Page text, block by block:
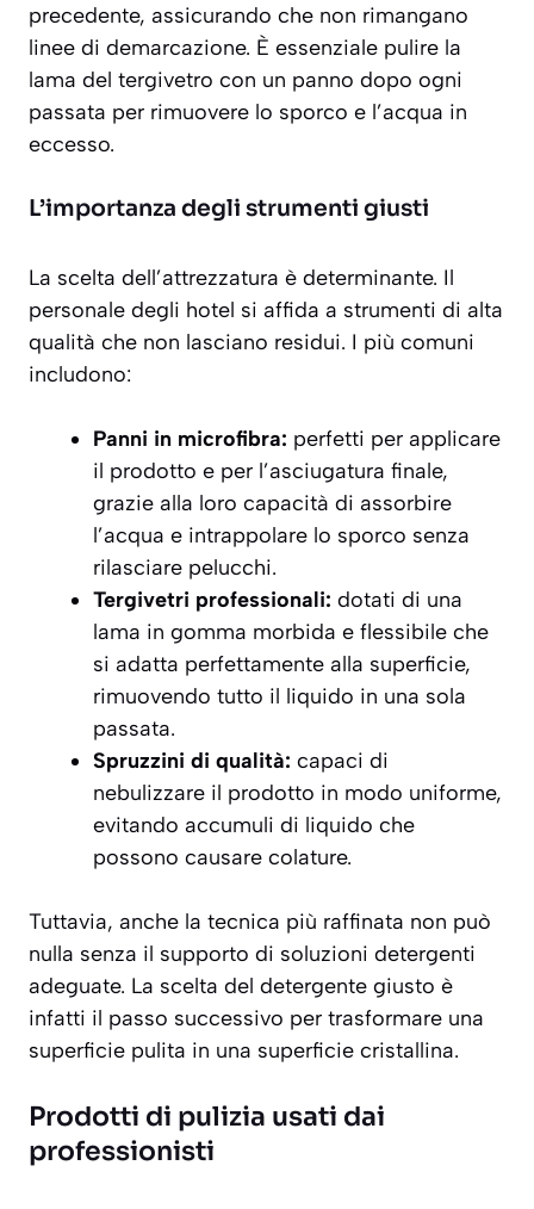
precedente, assicurando che non rimangano
linee di demarcazione. È essenziale pulire la
lama del tergivetro con un panno dopo ogni
passata per rimuovere lo sporco e l’acqua in
eccesso.
L’importanza degli strumenti giusti
La scelta dell’attrezzatura è determinante. Il
personale degli hotel si affida a strumenti di alta
qualità che non lasciano residui. I più comuni
includono:
Panni in microfibra: perfetti per applicare
il prodotto e per l’asciugatura finale,
grazie alla loro capacità di assorbire
l’acqua e intrappolare lo sporco senza
rilasciare pelucchi.
Tergivetri professionali: dotati di una
lama in gomma morbida e flessibile che
si adatta perfettamente alla superficie,
rimuovendo tutto il liquido in una sola
passata.
Spruzzini di qualità: capaci di
nebulizzare il prodotto in modo uniforme,
evitando accumuli di liquido che
possono causare colature.
Tuttavia, anche la tecnica più raffinata non può
nulla senza il supporto di soluzioni detergenti
adeguate. La scelta del detergente giusto è
infatti il passo successivo per trasformare una
superficie pulita in una superficie cristallina.
Prodotti di pulizia usati dai
professionisti